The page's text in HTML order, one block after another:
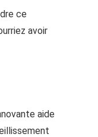
ce
avoir
aide